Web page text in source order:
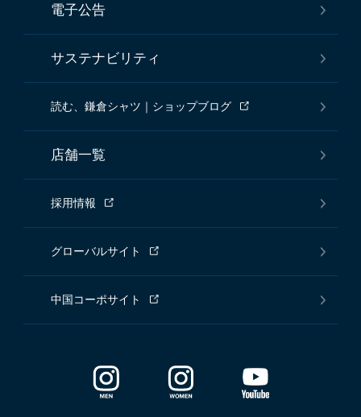
電子公告
サステナビリティ
読む、鎌倉シャツ｜ショップブログ
店舗一覧
採用情報
グローバルサイト
中国コーポサイト